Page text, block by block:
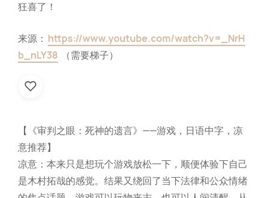
狂喜了！
来源： https://www.youtube.com/watch?v=_NrH
b_nLY38
（需要梯子）
【《审判之眼：死神的遗言》——游戏，日语中字，凉
意推荐】
凉意：本来只是想玩个游戏放松一下，顺便体验下自己
是木村拓哉的感觉。结果又绕回了当下法律和公众情绪